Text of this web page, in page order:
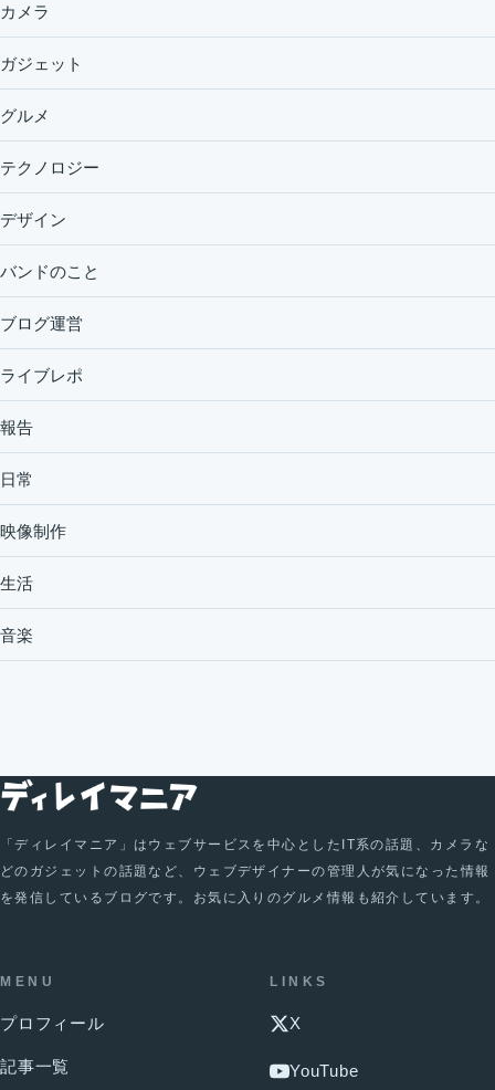
カメラ
ガジェット
グルメ
テクノロジー
デザイン
バンドのこと
ブログ運営
ライブレポ
報告
日常
映像制作
生活
音楽
「ディレイマニア」はウェブサービスを中心としたIT系の話題、カメラな
どのガジェットの話題など、ウェブデザイナーの管理人が気になった情報
を発信しているブログです。お気に入りのグルメ情報も紹介しています。
MENU
プロフィール
記事一覧
LINKS
X
YouTube